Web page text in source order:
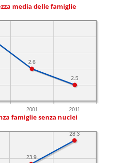
media delle famiglie
2001 2011
2.5
2.6
famiglie senza nuclei
28.3
23.9